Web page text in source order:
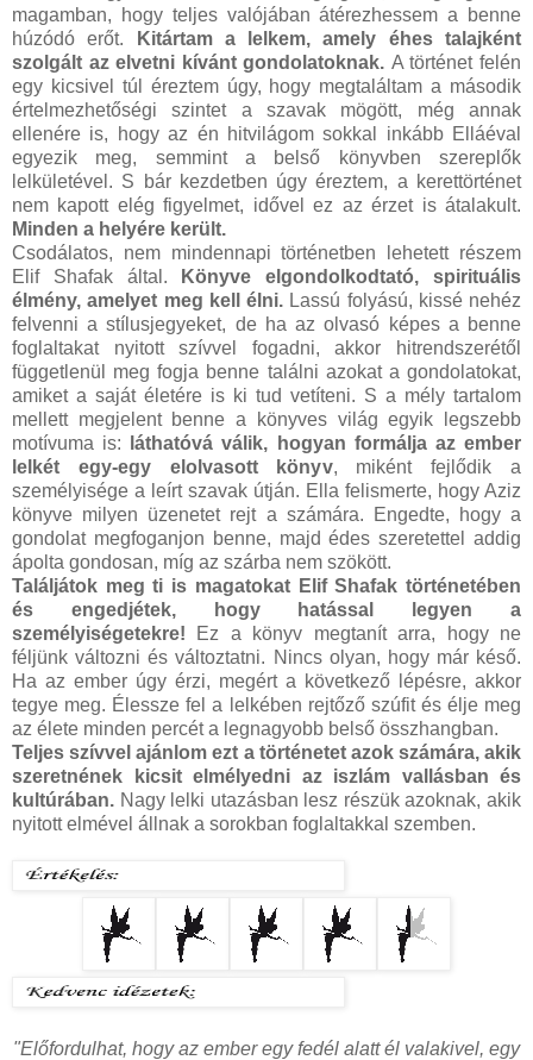
magamban, hogy teljes valójában átérezhessem a benne
húzódó erőt.
Kitártam a lelkem, amely éhes talajként
szolgált az elvetni kívánt gondolatoknak. A történet felén
egy kicsivel túl éreztem úgy, hogy megtaláltam a második
értelmezhetőségi szintet a szavak mögött, még annak
ellenére is, hogy az én hitvilágom sokkal inkább Elláéval
egyezik meg, semmint a belső könyvben szereplők
lelkületével. S bár kezdetben úgy éreztem, a kerettörténet
nem kapott elég figyelmet, idővel ez az érzet is átalakult.
Minden a helyére került.
Csodálatos, nem mindennapi történetben lehetett részem
Elif Shafak által. Könyve elgondolkodtató, spirituális
élmény, amelyet meg kell élni. Lassú folyású, kissé nehéz
felvenni a stílusjegyeket, de ha az olvasó képes a benne
foglaltakat nyitott szívvel fogadni, akkor hitrendszerétől
függetlenül meg fogja benne találni azokat a gondolatokat,
amiket a saját életére is ki tud vetíteni. S a mély tartalom
mellett megjelent benne a könyves világ egyik legszebb
motívuma is: láthatóvá válik, hogyan formálja az ember
lelkét egy-egy elolvasott könyv, miként fejlődik a
személyisége a leírt szavak útján. Ella felismerte, hogy Aziz
könyve milyen üzenetet rejt a számára. Engedte, hogy a
gondolat megfoganjon benne, majd édes szeretettel addig
ápolta gondosan, míg az szárba nem szökött.
Találjátok meg ti is magatokat Elif Shafak történetében
és engedjétek, hogy hatással legyen a
személyiségetekre! Ez a könyv megtanít arra, hogy ne
féljünk változni és változtatni. Nincs olyan, hogy már késő.
Ha az ember úgy érzi, megért a következő lépésre, akkor
tegye meg. Élessze fel a lelkében rejtőző szúfit és élje meg
az élete minden percét a legnagyobb belső összhangban.
Teljes szívvel ajánlom ezt a történetet azok számára, akik
szeretnének kicsit elmélyedni az iszlám vallásban és
kultúrában. Nagy lelki utazásban lesz részük azoknak, akik
nyitott elmével állnak a sorokban foglaltakkal szemben.
"Előfordulhat, hogy az ember egy fedél alatt él valakivel, egy